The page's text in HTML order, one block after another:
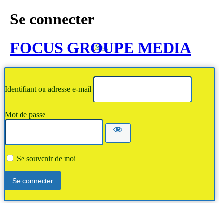
Se connecter
FOCUS GROUPE MEDIA
Identifiant ou adresse e-mail
Mot de passe
Se souvenir de moi